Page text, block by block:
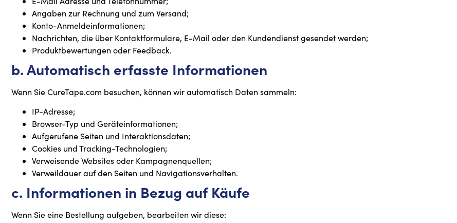
Angaben zur Rechnung und zum Versand;
Konto-Anmeldeinformationen;
Nachrichten, die über Kontaktformulare, E-Mail oder den Kundendienst gesendet werden;
Produktbewertungen oder Feedback.
b. Automatisch erfasste Informationen
Wenn Sie CureTape.com besuchen, können wir automatisch Daten sammeln:
IP-Adresse;
Browser-Typ und Geräteinformationen;
Aufgerufene Seiten und Interaktionsdaten;
Cookies und Tracking-Technologien;
Verweisende Websites oder Kampagnenquellen;
Verweildauer auf den Seiten und Navigationsverhalten.
c. Informationen in Bezug auf Käufe
Wenn Sie eine Bestellung aufgeben, bearbeiten wir diese: